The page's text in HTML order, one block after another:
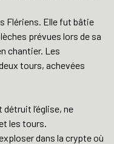
Flériens. Elle fut bâtie
prévues lors de sa
chantier. Les
tours, achevées
l’église, ne
les tours.
dans la crypte où